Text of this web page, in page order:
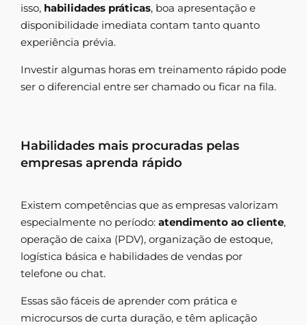
isso, habilidades práticas, boa apresentação e
disponibilidade imediata contam tanto quanto
experiência prévia.
Investir algumas horas em treinamento rápido pode
ser o diferencial entre ser chamado ou ficar na fila.
Habilidades mais procuradas pelas
empresas aprenda rápido
Existem competências que as empresas valorizam
especialmente no período: atendimento ao cliente,
operação de caixa (PDV), organização de estoque,
logística básica e habilidades de vendas por
telefone ou chat.
Essas são fáceis de aprender com prática e
microcursos de curta duração, e têm aplicação